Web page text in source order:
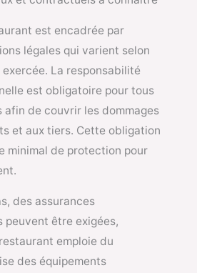
est encadrée par
légales qui varient selon
La responsabilité
est obligatoire pour tous
afin de couvrir les dommages
et aux tiers. Cette obligation
minimal de protection pour
des assurances
peuvent être exigées,
emploie du
des équipements